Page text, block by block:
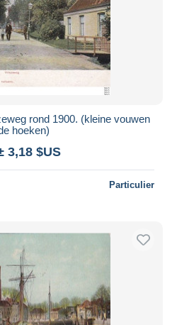
rond 1900. (kleine vouwen
hoeken)
3,18 $US
Particulier